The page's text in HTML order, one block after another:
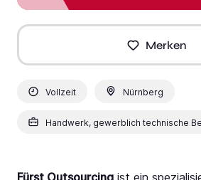
Merken
Vollzeit Nürnberg
Handwerk, gewerblich technische
Fürst Outsourcing ist ein